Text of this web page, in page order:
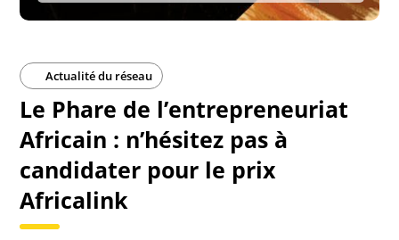
Actualité du réseau
Le Phare de l’entrepreneuriat
Africain : n’hésitez pas à
candidater pour le prix
Africalink